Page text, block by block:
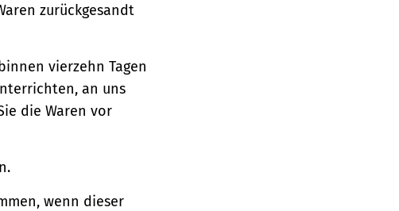
zurückgesandt
vierzehn Tagen
an uns
die Waren vor
wenn dieser